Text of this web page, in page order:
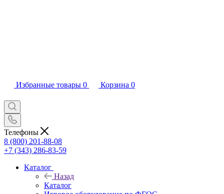
Избранные товары 0 Корзина 0
Телефоны
8 (800) 201-88-08
+7 (343) 286-83-59
Каталог
Назад
Каталог